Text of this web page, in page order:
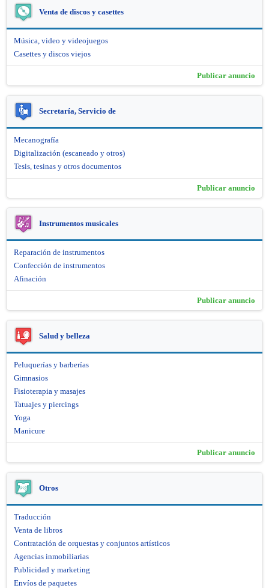
Venta de discos y casettes
Música, video y videojuegos
Casettes y discos viejos
Publicar anuncio
Secretaría, Servicio de
Mecanografía
Digitalización (escaneado y otros)
Tesis, tesinas y otros documentos
Publicar anuncio
Instrumentos musicales
Reparación de instrumentos
Confección de instrumentos
Afinación
Publicar anuncio
Salud y belleza
Peluquerías y barberías
Gimnasios
Fisioterapia y masajes
Tatuajes y piercings
Yoga
Manicure
Publicar anuncio
Otros
Traducción
Venta de libros
Contratación de orquestas y conjuntos artísticos
Agencias inmobiliarias
Publicidad y marketing
Envíos de paquetes